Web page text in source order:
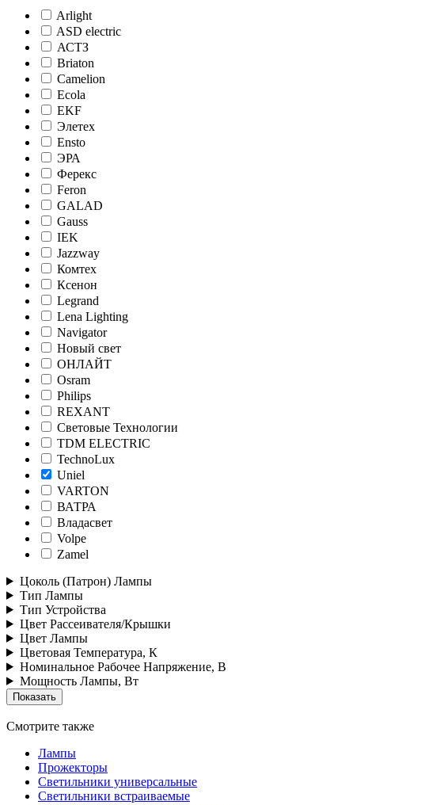
Arlight
ASD electric
АСТЗ
Briaton
Camelion
Ecola
EKF
Элетех
Ensto
ЭРА
Ферекс
Feron
GALAD
Gauss
IEK
Jazzway
Комтех
Ксенон
Legrand
Lena Lighting
Navigator
Новый свет
ОНЛАЙТ
Osram
Philips
REXANT
Световые Технологии
TDM ELECTRIC
TechnoLux
Uniel
VARTON
ВАТРА
Владасвет
Volpe
Zamel
Цоколь (Патрон) Лампы
Тип Лампы
Тип Устройства
Цвет Рассеивателя/Крышки
Цвет Лампы
Цветовая Температура, К
Номинальное Рабочее Напряжение, В
Мощность Лампы, Вт
Смотрите также
Лампы
Прожекторы
Светильники универсальные
Светильники встраиваемые